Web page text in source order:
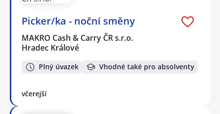
Picker/ka - noční směny
MAKRO Cash & Carry ČR s.r.o.
Hradec Králové
Plný úvazek Vhodné také pro absolventy
včerejší